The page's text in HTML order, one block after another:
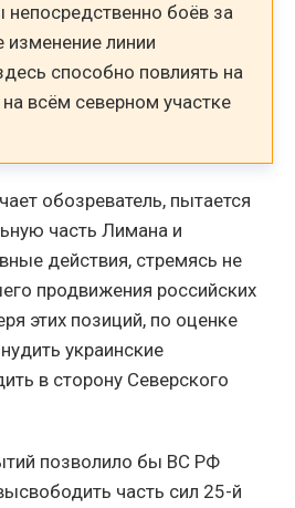
непосредственно боёв за
линии
способно повлиять на
всём северном участке
обозреватель, пытается
часть Лимана и
действия, стремясь не
продвижения российских
этих позиций, по оценке
украинские
в сторону Северского
позволило бы ВС РФ
часть сил 25-й